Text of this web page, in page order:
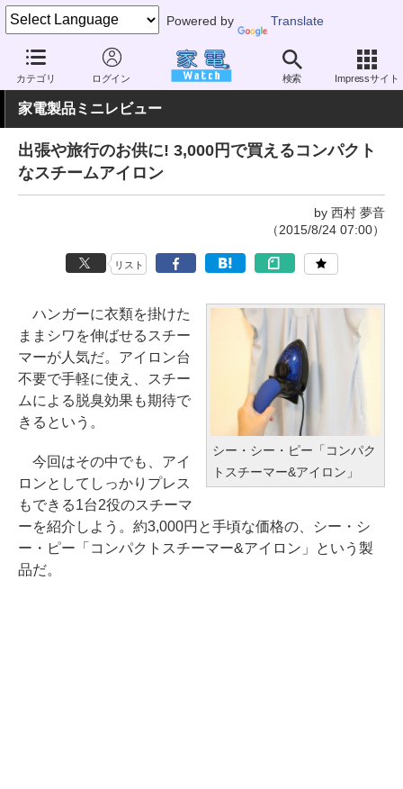
Powered by Translate
カテゴリ ログイン 検索 Impressサイト
家電 Watch 生活家電 家事家電 アイロン
家電製品ミニレビュー
出張や旅行のお供に! 3,000円で買えるコンパクト
なスチームアイロン
by 西村 夢音
（2015/8/24 07:00）
リスト
シー・シー・ピー「コンパク
トスチーマー&アイロン」
ハンガーに衣類を掛けた
ままシワを伸ばせるスチー
マーが人気だ。アイロン台
不要で手軽に使え、スチー
ムによる脱臭効果も期待で
きるという。
今回はその中でも、アイ
ロンとしてしっかりプレス
もできる1台2役のスチーマ
ーを紹介しよう。約3,000円と手頃な価格の、シー・シ
ー・ピー「コンパクトスチーマー&アイロン」という製
品だ。